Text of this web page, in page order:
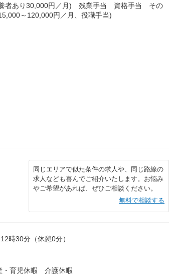
者あり30,000円／月) 残業手当 資格手当 その
～120,000円／月、役職手当)
同じエリアで似た条件の求人や、同じ路線の
求人なども喜んでご紹介いたします。お悩み
やご希望があれば、ぜひご相談ください。
無料で相談する
時30分（休憩0分）
育児休暇 介護休暇